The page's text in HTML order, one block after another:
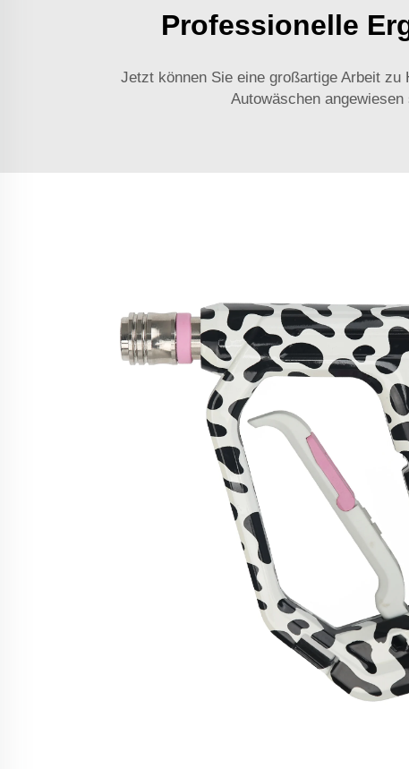
Professionelle
Jetzt können Sie eine großartige Arbeit
Autowäschen